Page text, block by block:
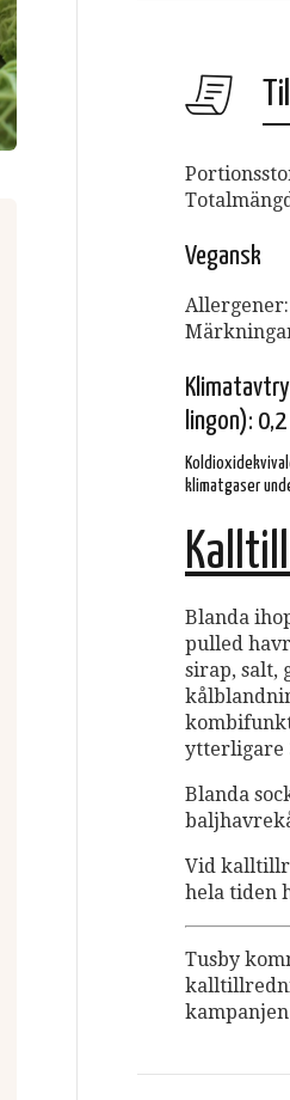
Vegansk
lingon): 0,2
klimatgaser
Blanda
pulled
sirap, salt,
ytterligare
Blanda
Vid
hela tiden
Tusby